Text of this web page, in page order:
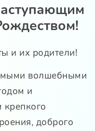
и их родители!
волшебными
и
доброго